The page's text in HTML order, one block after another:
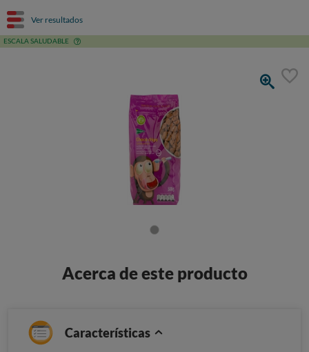
Ver resultados
ESCALA SALUDABLE
Acerca de este producto
Características